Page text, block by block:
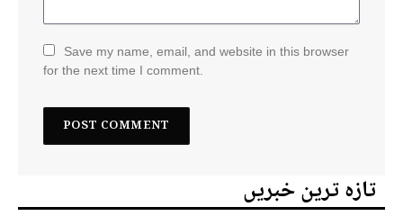
Save my name, email, and website in this browser
for the next time I comment.
تازہ ترین خبریں